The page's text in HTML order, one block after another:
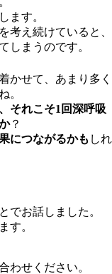
ます。
考え続けていると、
しまうのです。
かせて、あまり多く
。
それこそ1回深呼吸
？
につながるかも しれ
でお話しました。
す。
わせください。